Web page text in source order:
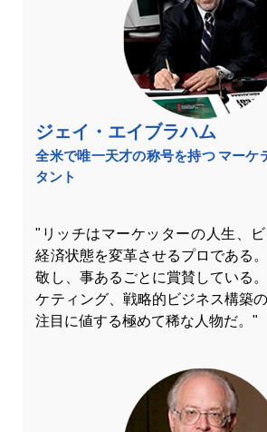
ジェイ・エイブラハム
全米で唯一天才の称号を持つ マーケ
タント
"リッチはマーケッターの人生、ビ
経済状態を変革させるプロである
敬し、事あるごとに賞賛している
ケティング、戦略的ビジネス構築
注目に値する極めて稀な人物だ。"